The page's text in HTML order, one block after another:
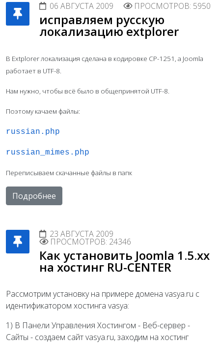
06 АВГУСТА 2009 ПРОСМОТРОВ: 5950
исправляем русскую
локализацию extplorer
В Extplorer локализация сделана в кодировке CP-1251, а Joomla
работает в UTF-8.
Нам нужно, чтобы всё было в общепринятой UTF-8.
Поэтому качаем файлы:
russian.php
russian_mimes.php
Переписываем скачанные файлы в папк
Подробнее
23 АВГУСТА 2009
ПРОСМОТРОВ: 24346
Как установить Joomla 1.5.xx
на хостинг RU-CENTER
Рассмотрим установку на примере домена vasya.ru с
идентификатором хостинга vasya:
1) В Панели Управления Хостингом - Веб-сервер -
Сайты - создаем сайт vasya.ru, заходим на хостинг